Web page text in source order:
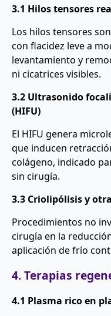
3.1 Hilos tensores
Los hilos tensores
con flacidez leve a
levantamiento y
ni cicatrices visibles.
3.2 Ultrasonido
(HIFU)
El HIFU genera
que inducen
colágeno, indicado
sin cirugía.
3.3 Criolipólisis y
Procedimientos no
cirugía en la
aplicación de frío
4. Terapias
4.1 Plasma rico en